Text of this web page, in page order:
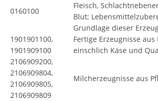
0160100
Fleisch,
Blut;
Grundlage dieser
1901901100,
1901909100
Fertige Erzeugnisse aus
einschlich Käse und
2106909200,
2106909804,
2106909805,
2106909809
Milcherzeugnisse aus